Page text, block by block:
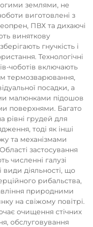
землями, не
виготовлені з
ПВХ та дихаючі
виняткову
гнучкість і
Технологічні
чоботів включають
термозварювання,
посадки, а
малюнками підошов
поверхнями. Багато
грудей для
тоді як інші
та механізмами
застосування
численні галузі
види діяльності, що
рибальства,
природними
на свіжому повітрі.
очищення стічних
обслуговування